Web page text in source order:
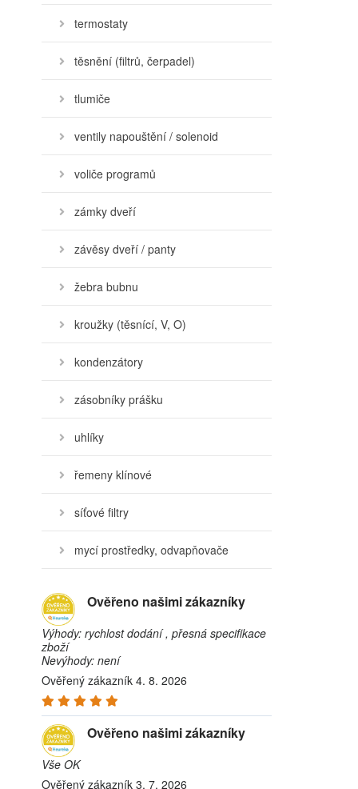
termostaty
těsnění (filtrů, čerpadel)
tlumiče
ventily napouštění / solenoid
voliče programů
zámky dveří
závěsy dveří / panty
žebra bubnu
kroužky (těsnící, V, O)
kondenzátory
zásobníky prášku
uhlíky
řemeny klínové
síťové filtry
mycí prostředky, odvapňovače
Ověřeno našimi zákazníky
Výhody: rychlost dodání , přesná specifikace
zboží
Nevýhody: není
Ověřený zákazník 4. 8. 2026
Ověřeno našimi zákazníky
Vše OK
Ověřený zákazník 3. 7. 2026